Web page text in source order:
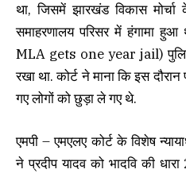
था, जिसमें झारखंड विकास
समाहरणालय परिसर में हंगामा
MLA gets one year jail)
रखा था. कोर्ट ने माना कि इस
गए लोगों को छुड़ा ले गए थे.
एमपी – एमएलए कोर्ट के विशेष
ने प्रदीप यादव को भादवि की